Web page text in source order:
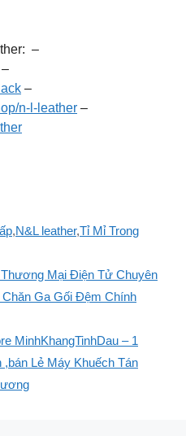
–
–
–
n-l-leather –
,N&L leather,Tỉ Mỉ Trong
Mại Điện Tử Chuyên
Ga Gối Đệm Chính
MinhKhangTinhDau – 1
Lẻ Máy Khuếch Tán